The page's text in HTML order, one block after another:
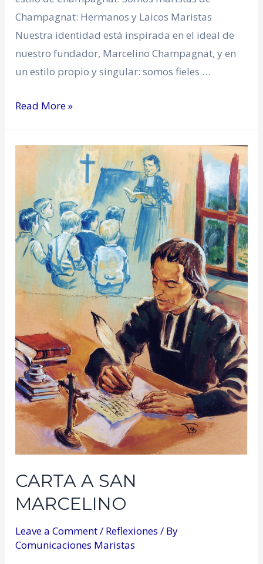
Champagnat: Hermanos y Laicos Maristas
Nuestra identidad está inspirada en el ideal de
nuestro fundador, Marcelino Champagnat, y en
un estilo propio y singular: somos fieles …
Read More »
CARTA A SAN
MARCELINO
Leave a Comment/ Reflexiones / By
Comunicaciones Maristas